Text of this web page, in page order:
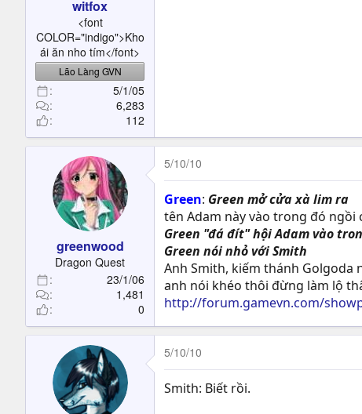
witfox
<font
COLOR="indigo">Kho
ái ăn nho tím</font>
Lão Làng GVN
5/1/05
6,283
112
greenwood
Dragon Quest
23/1/06
1,481
0
5/10/10
Green: Green mở cửa xà lim ra
tên Adam này vào trong đó ngồi
Green "đá đít" hội Adam vào
Green nói nhỏ với Smith
Anh Smith, kiếm thánh Golgoda
anh nói khéo thôi đừng làm lộ
http://forum.gamevn.com/
5/10/10
Smith: Biết rồi.